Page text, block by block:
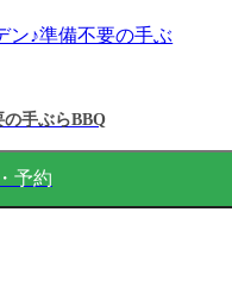
手ぶらBBQ
予約